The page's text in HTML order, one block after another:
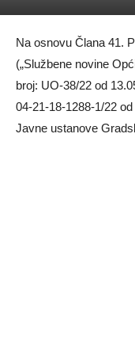
Na osnovu Člana 41.
(„Službene novine
broj: UO-38/22 od
04-21-18-1288-1/22
Javne ustanove